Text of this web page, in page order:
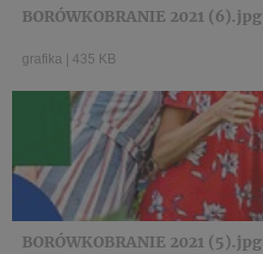
BORÓWKOBRANIE 2021 (6).jpg
grafika 435 KB
BORÓWKOBRANIE 2021 (5).jpg